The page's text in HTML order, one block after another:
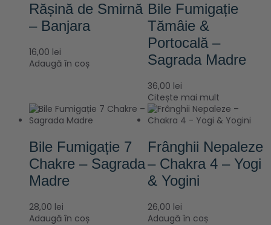
Rășină de Smirnă
– Banjara
16,00 lei
Adaugă în coș
Bile Fumigație
Tămâie &
Portocală –
Sagrada Madre
36,00 lei
Citește mai mult
Bile Fumigație 7
Chakre – Sagrada
Madre
28,00 lei
Adaugă în coș
Frânghii Nepaleze
– Chakra 4 – Yogi
& Yogini
26,00 lei
Adaugă în coș